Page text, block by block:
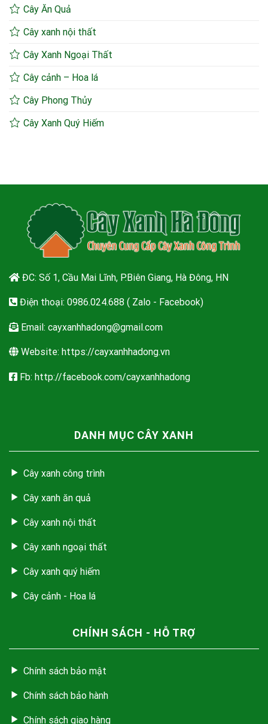
Cây Ăn Quả
Cây xanh nội thất
Cây Xanh Ngoại Thất
Cây cảnh – Hoa lá
Cây Phong Thủy
Cây Xanh Quý Hiếm
ĐC: Số 1, Cầu Mai Lĩnh, P.Biên Giang, Hà Đông, HN
Điện thoại: 0986.024.688 ( Zalo - Facebook)
Email: cayxanhhadong@gmail.com
Website: https://cayxanhhadong.vn
Fb: http://facebook.com/cayxanhhadong
DANH MỤC CÂY XANH
Cây xanh công trình
Cây xanh ăn quả
Cây xanh nội thất
Cây xanh ngoại thất
Cây xanh quý hiếm
Cây cảnh - Hoa lá
CHÍNH SÁCH - HỖ TRỢ
Chính sách bảo mật
Chính sách bảo hành
Chính sách giao hàng